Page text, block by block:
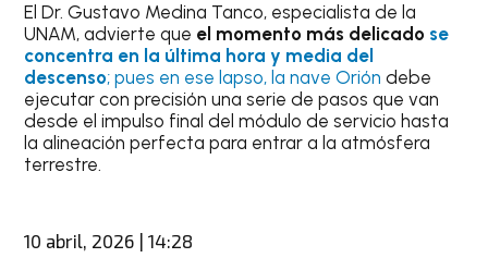
El Dr. Gustavo Medina Tanco, especialista de la
UNAM, advierte que el momento más delicado se
concentra en la última hora y media del
descenso; pues en ese lapso, la nave Orión debe
ejecutar con precisión una serie de pasos que van
desde el impulso final del módulo de servicio hasta
la alineación perfecta para entrar a la atmósfera
terrestre.
10 abril, 2026 | 14:28